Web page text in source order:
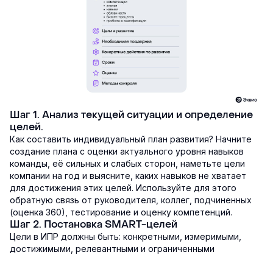
Шаг 1. Анализ текущей ситуации и определение
целей.
Как составить индивидуальный план развития? Начните
создание плана с оценки актуального уровня навыков
команды, её сильных и слабых сторон, наметьте цели
компании на год и выясните, каких навыков не хватает
для достижения этих целей. Используйте для этого
обратную связь от руководителя, коллег, подчиненных
(оценка 360), тестирование и оценку компетенций.
Шаг 2. Постановка SMART-целей
Цели в ИПР должны быть: конкретными, измеримыми,
достижимыми, релевантными и ограниченными